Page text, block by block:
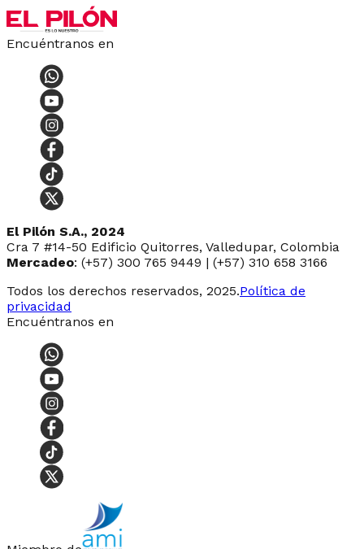
Encuéntranos en
El Pilón S.A., 2024
Cra 7 #14-50 Edificio Quitorres, Valledupar, Colombia
Mercadeo: (+57) 300 765 9449 | (+57) 310 658 3166
Todos los derechos reservados, 2025.Política de
privacidad
Encuéntranos en